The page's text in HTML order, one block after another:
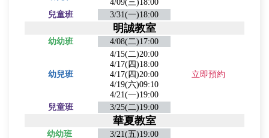
4/09(三)18:00
兒童班
3/31(一)18:00
明誠教室
幼幼班 4/08(二)17:00
立即預約
幼兒班
4/15(二)20:00
4/17(四)18:00
4/17(四)20:00
4/19(六)09:10
4/21(一)19:00
兒童班
3/25(二)19:00
華夏教室
幼幼班 3/21(五)19:00